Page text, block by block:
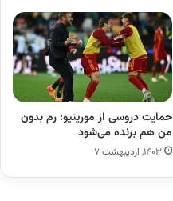
حمایت دروسی از مورینیو: رم بدون
من هم برنده می‌شود
۱۴۰۳, اردیبهشت ۷